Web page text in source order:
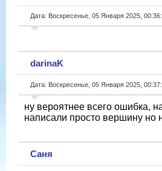
Дата: Воскресенье, 05 Января 2025,
darinaK
Дата: Воскресенье, 05 Января 2025,
ну вероятнее всего ошибка,
написали просто вершину но
Саня